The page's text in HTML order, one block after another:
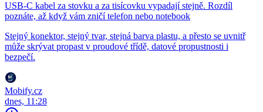
USB-C kabel za stovku a za tisícovku vypadají stejně. Rozdíl
poznáte, až když vám zničí telefon nebo notebook
Stejný konektor, stejný tvar, stejná barva plastu, a přesto se uvnitř
může skrývat propast v proudové třídě, datové propustnosti i
bezpečí.
Mobify.cz
dnes, 11:28